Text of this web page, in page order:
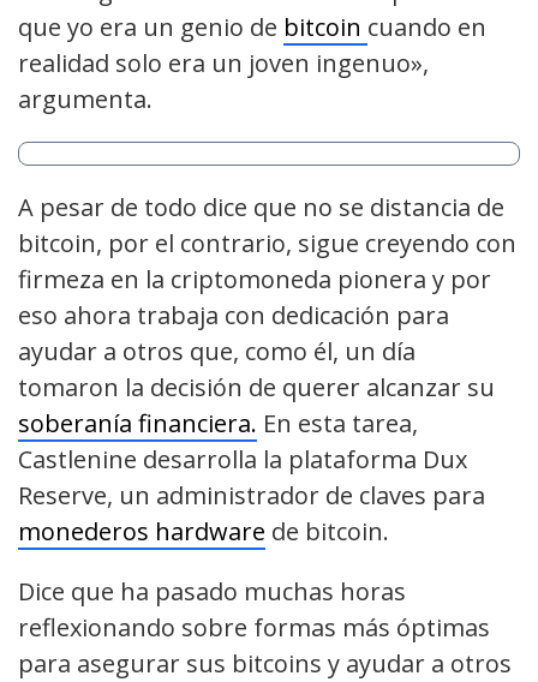
que yo era un genio de bitcoin cuando en
realidad solo era un joven ingenuo»,
argumenta.
A pesar de todo dice que no se distancia de
bitcoin, por el contrario, sigue creyendo con
firmeza en la criptomoneda pionera y por
eso ahora trabaja con dedicación para
ayudar a otros que, como él, un día
tomaron la decisión de querer alcanzar su
soberanía financiera. En esta tarea,
Castlenine desarrolla la plataforma Dux
Reserve, un administrador de claves para
monederos hardware de bitcoin.
Dice que ha pasado muchas horas
reflexionando sobre formas más óptimas
para asegurar sus bitcoins y ayudar a otros